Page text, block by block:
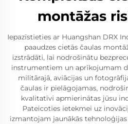
montāžas
Iepazīstieties ar Huangshan DRX
paaudzes cietās čaulas
izstrādāti, lai nodrošinātu
instrumentiem un aprīkojumam
militārajā, aviācijas un
čaulas ir pielāgojamas,
kvalitatīvi apmierinātas jūsu
Pateicoties ietekmei uz
izmantojam jaunākās